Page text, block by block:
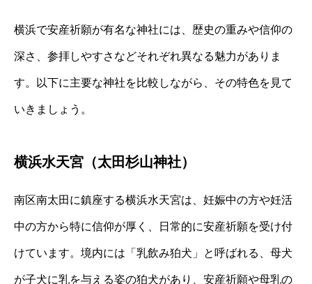
横浜で安産祈願が有名な神社には、歴史の重みや信仰の
深さ、参拝しやすさなどそれぞれ異なる魅力がありま
す。以下に主要な神社を比較しながら、その特色を見て
いきましょう。
横浜水天宮（太田杉山神社）
南区南太田に鎮座する横浜水天宮は、妊娠中の方や妊活
中の方から特に信仰が厚く、日常的に安産祈願を受け付
けています。境内には「乳飲み狛犬」と呼ばれる、母犬
が子犬に乳を与える姿の狛犬があり、安産祈願や母乳の